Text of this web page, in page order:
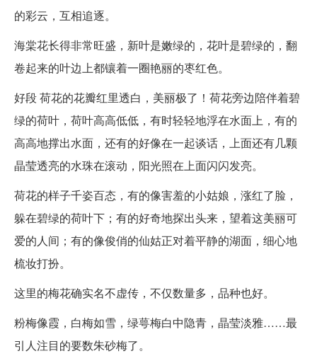
的彩云，互相追逐。
海棠花长得非常旺盛，新叶是嫩绿的，花叶是碧绿的，翻
卷起来的叶边上都镶着一圈艳丽的枣红色。
好段 荷花的花瓣红里透白，美丽极了！荷花旁边陪伴着碧
绿的荷叶，荷叶高高低低，有时轻轻地浮在水面上，有的
高高地撑出水面，还有的好像在一起谈话，上面还有几颗
晶莹透亮的水珠在滚动，阳光照在上面闪闪发亮。
荷花的样子千姿百态，有的像害羞的小姑娘，涨红了脸，
躲在碧绿的荷叶下；有的好奇地探出头来，望着这美丽可
爱的人间；有的像俊俏的仙姑正对着平静的湖面，细心地
梳妆打扮。
这里的梅花确实名不虚传，不仅数量多，品种也好。
粉梅像霞，白梅如雪，绿萼梅白中隐青，晶莹淡雅……最
引人注目的要数朱砂梅了。